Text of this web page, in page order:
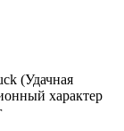
(Удачная
характер